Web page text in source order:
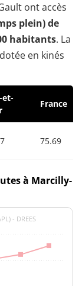
ont accès
plein) de
habitants. La
en kinés
et-
France
75.69
à Marcilly-
- DREES